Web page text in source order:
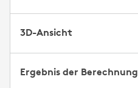
3D-Ansicht
Ergebnis der Berechnung